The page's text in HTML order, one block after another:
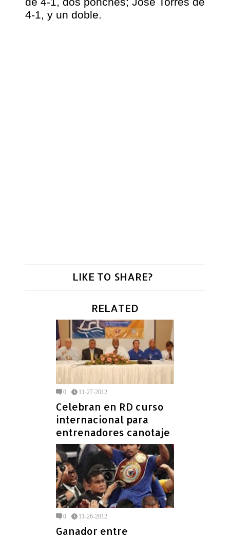
4-1, y un doble.
LIKE TO SHARE?
RELATED
0 11-27-2012
Celebran en RD curso
internacional para
entrenadores canotaje
0 11-26-2012
Ganador entre